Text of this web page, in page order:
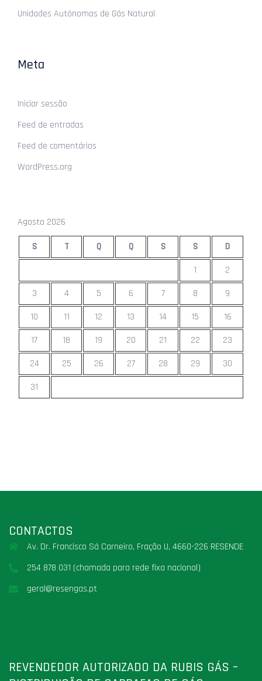
Unidades Autónomas de Gás Natural
Meta
Iniciar sessão
Feed de entradas
Feed de comentários
WordPress.org
Agosto 2026
S
T Q Q S S
D
1
2
3
4 5 6 7 8
9
10
11 12 13 14 15
16
17
18 19 20 21 22
23
24
25 26 27 28 29
30
31
CONTACTOS
Av. Dr. Francisco Sá Carneiro, Fração U, 4660-226 RESENDE
254 878 031 (chamada para rede fixa nacional)
geral@resengas.pt
REVENDEDOR AUTORIZADO DA RUBIS GÁS –